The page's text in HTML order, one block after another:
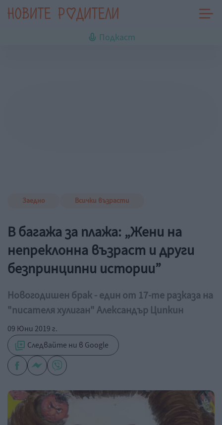
Подкаст
Заедно Всички възрасти
В багажа за плажа: „Жени на
непреклонна възраст и други
безпринципни истории”
Новогодишен брак - един от 17-те разказа на
"писателя хулиган" Александър Ципкин
09 Юни 2019 г.
Следвайте ни в Google